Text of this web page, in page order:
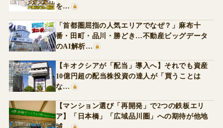
を…
「首都圏屈指の人気エリアでなぜ？」麻布十
番・田町・品川・勝どき…不動産ビッグデータ
のAI解析…
【キオクシアが「配当」導入へ】それでも資産
10億円超の配当株投資の達人が「買うことは
な…
【マンション選び「再開発」で2つの鉄板エリ
ア】「日本橋」「広域品川圏」への期待が他地